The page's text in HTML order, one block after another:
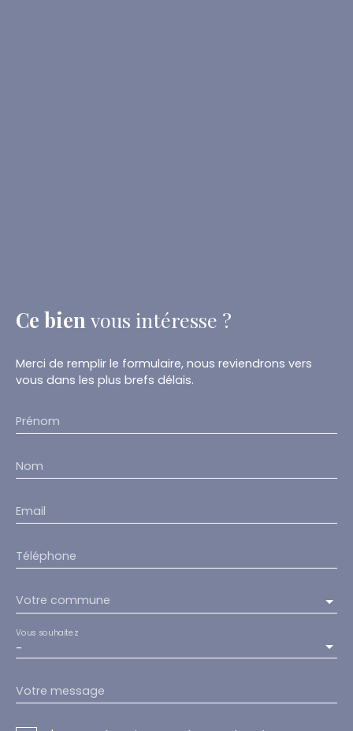
Ce bien vous intéresse ?
Merci de remplir le formulaire, nous reviendrons vers
vous dans les plus brefs délais.
Prénom
Nom
Email
Téléphone
Votre commune
-
Vous souhaitez
Votre message